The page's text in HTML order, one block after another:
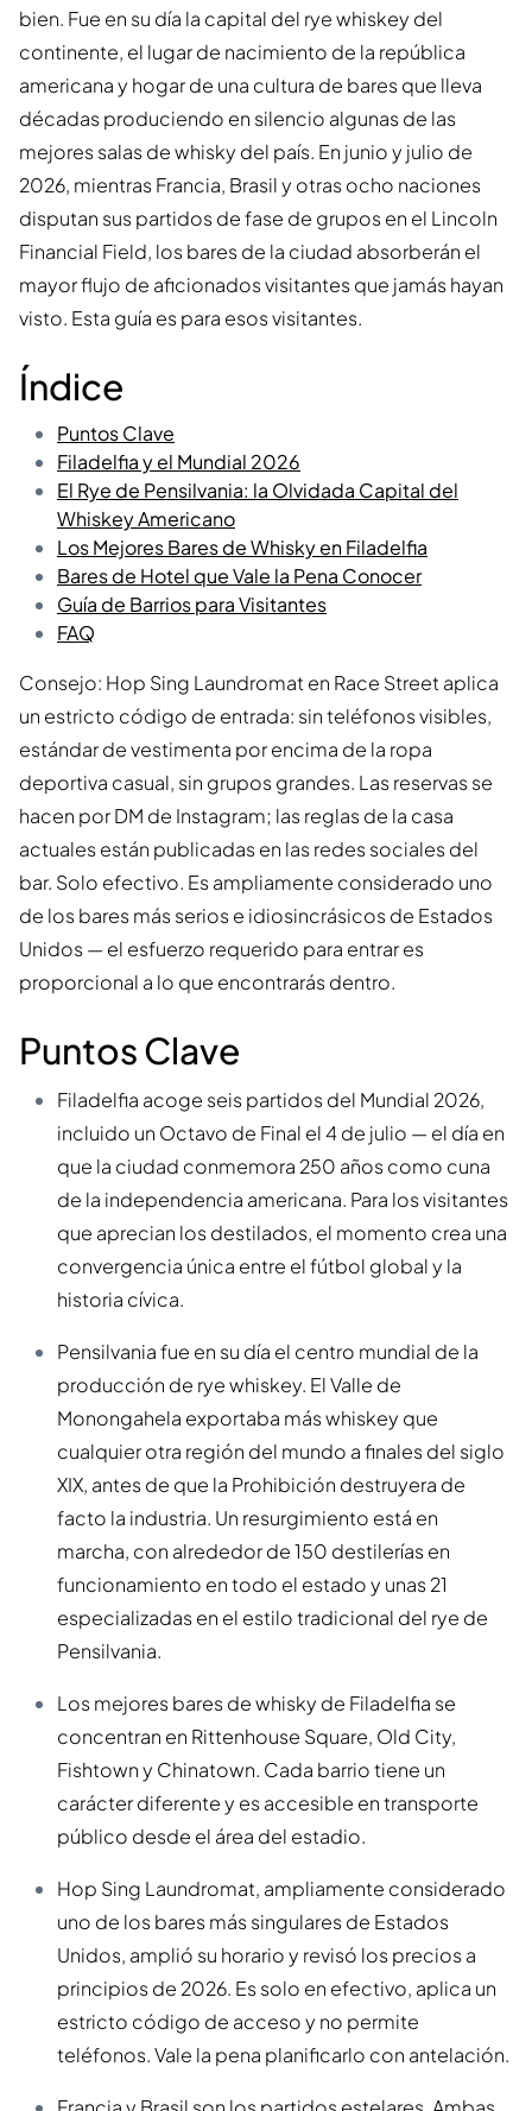
bien. Fue en su día la capital del rye whiskey del
continente, el lugar de nacimiento de la república
americana y hogar de una cultura de bares que lleva
décadas produciendo en silencio algunas de las
mejores salas de whisky del país. En junio y julio de
2026, mientras Francia, Brasil y otras ocho naciones
disputan sus partidos de fase de grupos en el Lincoln
Financial Field, los bares de la ciudad absorberán el
mayor flujo de aficionados visitantes que jamás hayan
visto. Esta guía es para esos visitantes.
Índice
Puntos Clave
Filadelfia y el Mundial 2026
El Rye de Pensilvania: la Olvidada Capital del
Whiskey Americano
Los Mejores Bares de Whisky en Filadelfia
Bares de Hotel que Vale la Pena Conocer
Guía de Barrios para Visitantes
FAQ
Consejo: Hop Sing Laundromat en Race Street aplica
un estricto código de entrada: sin teléfonos visibles,
estándar de vestimenta por encima de la ropa
deportiva casual, sin grupos grandes. Las reservas se
hacen por DM de Instagram; las reglas de la casa
actuales están publicadas en las redes sociales del
bar. Solo efectivo. Es ampliamente considerado uno
de los bares más serios e idiosincrásicos de Estados
Unidos — el esfuerzo requerido para entrar es
proporcional a lo que encontrarás dentro.
Puntos Clave
Filadelfia acoge seis partidos del Mundial 2026,
incluido un Octavo de Final el 4 de julio — el día en
que la ciudad conmemora 250 años como cuna
de la independencia americana. Para los visitantes
que aprecian los destilados, el momento crea una
convergencia única entre el fútbol global y la
historia cívica.
Pensilvania fue en su día el centro mundial de la
producción de rye whiskey. El Valle de
Monongahela exportaba más whiskey que
cualquier otra región del mundo a finales del siglo
XIX, antes de que la Prohibición destruyera de
facto la industria. Un resurgimiento está en
marcha, con alrededor de 150 destilerías en
funcionamiento en todo el estado y unas 21
especializadas en el estilo tradicional del rye de
Pensilvania.
Los mejores bares de whisky de Filadelfia se
concentran en Rittenhouse Square, Old City,
Fishtown y Chinatown. Cada barrio tiene un
carácter diferente y es accesible en transporte
público desde el área del estadio.
Hop Sing Laundromat, ampliamente considerado
uno de los bares más singulares de Estados
Unidos, amplió su horario y revisó los precios a
principios de 2026. Es solo en efectivo, aplica un
estricto código de acceso y no permite
teléfonos. Vale la pena planificarlo con antelación.